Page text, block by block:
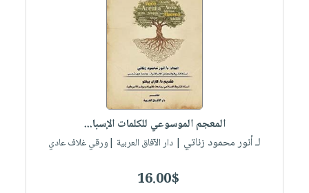
المعجم الموسوعي للكلمات الإسبا...
لـ أنور محمود زناتي | دار الآفاق العربية |ورقي غلاف عادي
16.00$